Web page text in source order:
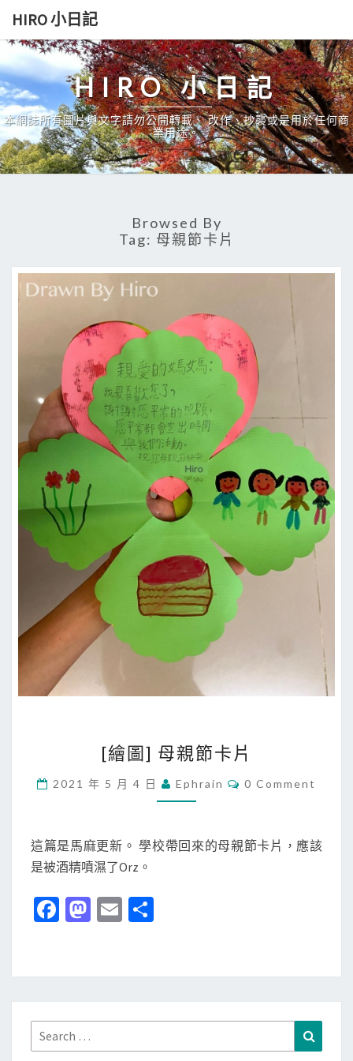
Skip
content
HIRO 小日記
HIRO 小日記
本網誌所有圖片與文字請勿公開轉載、 改作、抄襲或是用於任何商
業用途。
Browsed By
Tag: 母親節卡片
繪
圖
]
親
[繪圖] 母親節卡片
2021 年 5 月 4 日 Ephrain
C
N
T
0 Comment
這篇是馬麻更新。 學校帶回來的母親節卡片，應該
是被酒精噴濕了Orz。
Fa
o
o
k
M
d
o
E
l
Search
for: